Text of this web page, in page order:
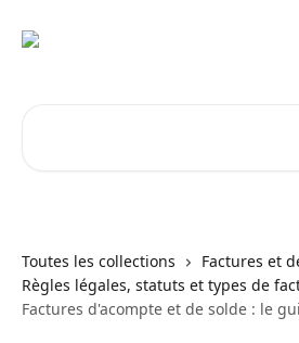
Toutes les collections
Factures et
Règles légales, statuts et types de
Factures d'acompte et de solde : le